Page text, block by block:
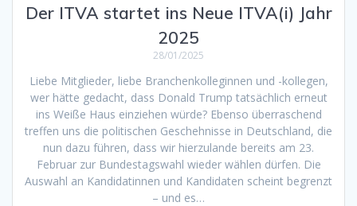
Der ITVA startet ins Neue ITVA(i) Jahr
2025
28/01/2025
Liebe Mitglieder, liebe Branchenkolleginnen und -kollegen,
wer hätte gedacht, dass Donald Trump tatsächlich erneut
ins Weiße Haus einziehen würde? Ebenso überraschend
treffen uns die politischen Geschehnisse in Deutschland, die
nun dazu führen, dass wir hierzulande bereits am 23.
Februar zur Bundestagswahl wieder wählen dürfen. Die
Auswahl an Kandidatinnen und Kandidaten scheint begrenzt
– und es…